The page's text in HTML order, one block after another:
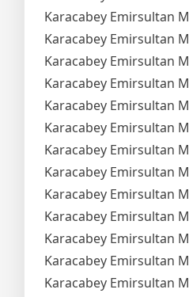
Karacabey Emirsultan
Karacabey Emirsultan
Karacabey Emirsultan
Karacabey Emirsultan
Karacabey Emirsultan
Karacabey Emirsultan
Karacabey Emirsultan
Karacabey Emirsultan
Karacabey Emirsultan
Karacabey Emirsultan
Karacabey Emirsultan
Karacabey Emirsultan
Karacabey Emirsultan